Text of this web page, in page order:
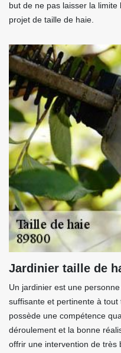
but de ne pas laisser la
projet de taille de haie.
Jardinier taille de
Un jardinier est une
suffisante et pertinente à
possède une compétence
déroulement et la bonne
offrir une intervention de très